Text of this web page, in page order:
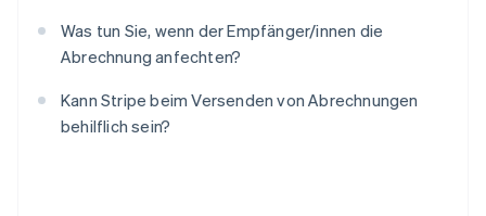
Was tun Sie, wenn der Empfänger/innen die
Abrechnung anfechten?
Kann Stripe beim Versenden von Abrechnungen
behilflich sein?